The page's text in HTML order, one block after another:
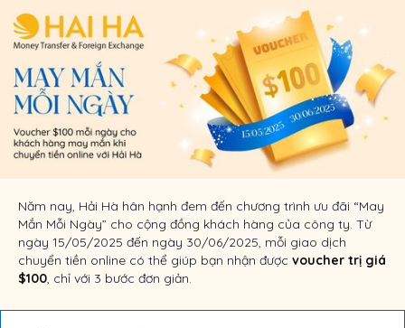
Năm nay, Hải Hà hân hạnh đem đến chương trình ưu đãi “May
Mắn Mỗi Ngày” cho cộng đồng khách hàng của công ty. Từ
ngày 15/05/2025 đến ngày 30/06/2025, mỗi giao dịch
chuyển tiền online có thể giúp bạn nhận được voucher trị giá
$100, chỉ với 3 bước đơn giản.